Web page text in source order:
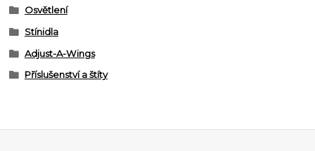
Osvětlení
Stínidla
Adjust-A-Wings
Příslušenství a štíty